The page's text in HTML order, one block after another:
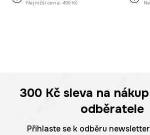
Nejnižší cena: 499 Kč
300 Kč sleva na
odběratele
Přihlaste se k odběru